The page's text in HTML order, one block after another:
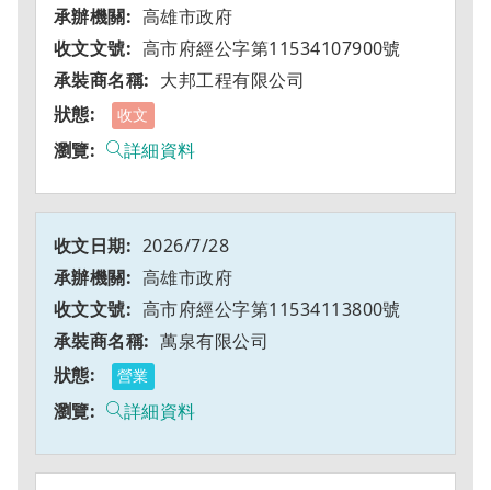
高雄市政府
高市府經公字第11534107900號
大邦工程有限公司
收文
詳細資料
2026/7/28
高雄市政府
高市府經公字第11534113800號
萬泉有限公司
營業
詳細資料